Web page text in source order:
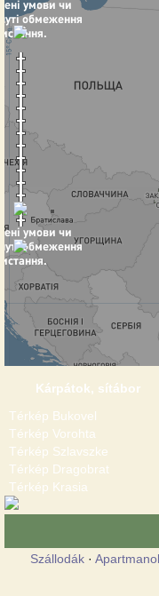
Kárpátok, sítábor
Térkép Bukovel
Térkép Vorohta
Térkép Szlavszke
Térkép Dragobrat
Térkép Krasia
Szállodák·